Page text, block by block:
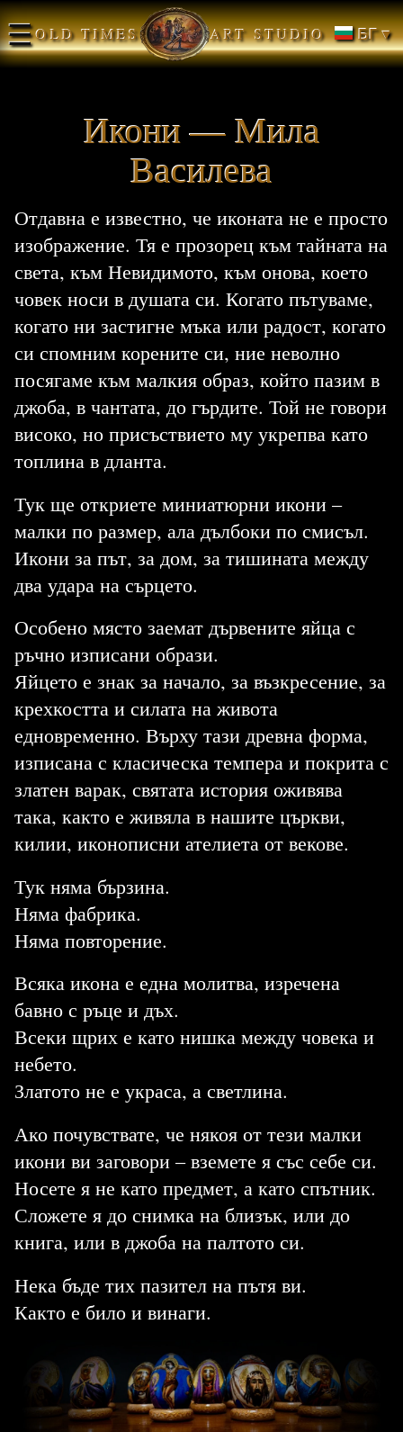
☰OLD TIMES ART STUDIO БГ ▾
Икони — Мила
Василева
Отдавна е известно, че иконата не е просто
изображение. Тя е прозорец към тайната на
света, към Невидимото, към онова, което
човек носи в душата си. Когато пътуваме,
когато ни застигне мъка или радост, когато
си спомним корените си, ние неволно
посягаме към малкия образ, който пазим в
джоба, в чантата, до гърдите. Той не говори
високо, но присъствието му укрепва като
топлина в дланта.
Тук ще откриете миниатюрни икони –
малки по размер, ала дълбоки по смисъл.
Икони за път, за дом, за тишината между
два удара на сърцето.
Особено място заемат дървените яйца с
ръчно изписани образи.
Яйцето е знак за начало, за възкресение, за
крехкостта и силата на живота
едновременно. Върху тази древна форма,
изписана с класическа темпера и покрита с
златен варак, святата история оживява
така, както е живяла в нашите църкви,
килии, иконописни ателиета от векове.
Тук няма бързина.
Няма фабрика.
Няма повторение.
Всяка икона е една молитва, изречена
бавно с ръце и дъх.
Всеки щрих е като нишка между човека и
небето.
Златото не е украса, а светлина.
Ако почувствате, че някоя от тези малки
икони ви заговори – вземете я със себе си.
Носете я не като предмет, а като спътник.
Сложете я до снимка на близък, или до
книга, или в джоба на палтото си.
Нека бъде тих пазител на пътя ви.
Както е било и винаги.